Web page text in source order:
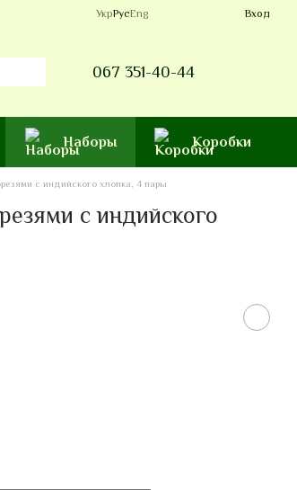
УкрРусEng Вход
067 351-40-44
Наборы Коробки
с индийского хлопка, 4 пары
с индийского